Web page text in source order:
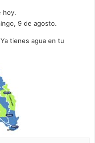
hoy.
9 de agosto.
tienes agua en tu